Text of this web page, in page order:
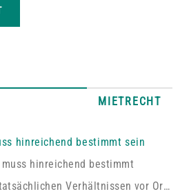
MIETRECHT
hinreichend bestimmt sein
hinreichend bestimmt
Verhältnissen vor Ort